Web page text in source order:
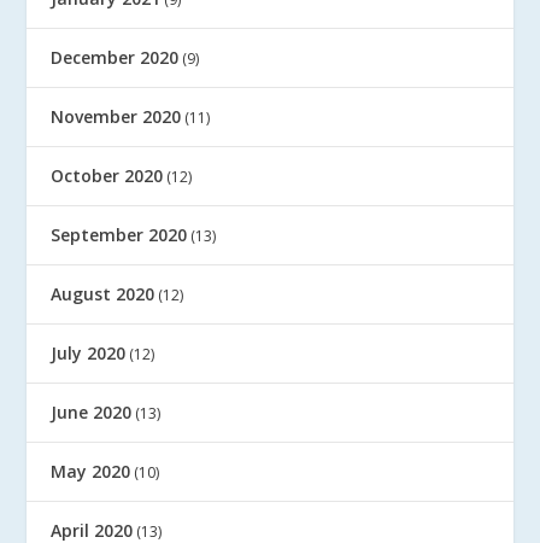
December 2020 (9)
November 2020 (11)
October 2020 (12)
September 2020 (13)
August 2020 (12)
July 2020 (12)
June 2020 (13)
May 2020 (10)
April 2020 (13)